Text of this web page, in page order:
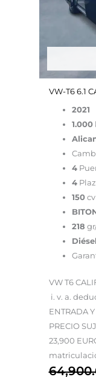
VW-T6 6.1
2021
1.000
4
4
150cv
218
Diésel
VW T6
i. v. a.
ENTRADA
PRECIO
23,900